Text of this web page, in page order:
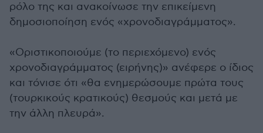
ρόλο της και ανακοίνωσε την επικείμενη
δημοσιοποίηση ενός «χρονοδιαγράμματος».
«Οριστικοποιούμε (το περιεχόμενο) ενός
χρονοδιαγράμματος (ειρήνης)» ανέφερε ο ίδιος
και τόνισε ότι «θα ενημερώσουμε πρώτα τους
(τουρκικούς κρατικούς) θεσμούς και μετά με
την άλλη πλευρά».